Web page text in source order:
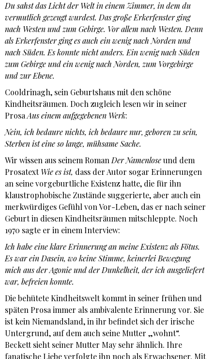
Du sahst das Licht der Welt in einem Zimmer, in dem du
vermutlich gezeugt wurdest. Das große Erkerfenster ging
nach Westen und zum Gebirge. Vor allem nach Westen. Denn
als Erkerfenster ging es auch ein wenig nach Norden und
nach Süden. Es konnte nicht anders. Ein wenig nach Süden
zum Gebirge und ein wenig nach Norden, zum Vorgebirge
und zur Ebene.
Cooldrinagh, sein Geburtshaus mit den schöne
Kindheitsräumen. Doch zugleich lesen wir in seiner
ProsaAus einem aufgegebenen Werk:
Nein, ich bedaure nichts, ich bedaure nur, geboren zu sein,
Sterben ist eine so lange, mühsame Sache.
Wir wissen aus seinem RomanDer Namenloseund dem
ProsatextWie es ist, dass der Autor sogar Erinnerungen
an seine vorgeburtliche Existenz hatte, die für ihn
klaustrophobische Zustände suggerierte, aber auch ein
merkwürdiges Gefühl von Vor-Leben, das er nach seiner
Geburt in diesen Kindheitsräumen mitschleppte. Noch
1970 sagte er in einem Interview:
Ich habe eine klare Erinnerung an meine Existenz als Fötus.
Es war ein Dasein, wo keine Stimme, keinerlei Bewegung
mich aus der Agonie und der Dunkelheit, der ich ausgeliefert
war, befreien konnte.
Die behütete Kindheitswelt kommt in seiner frühen und
späten Prosa immer als ambivalente Erinnerung vor. Sie
ist kein Niemandsland, in ihr befindet sich der irische
Untergrund, auf dem auch seine Mutter „wohnt“.
Beckett sieht seiner Mutter May sehr ähnlich. Ihre
fanatische Liebe verfolgte ihn noch als Erwachsener. Mit